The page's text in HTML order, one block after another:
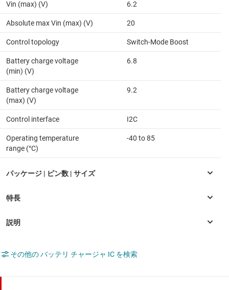
Vin (max) (V) 6.2
Absolute max Vin (max) (V) 20
Control topology Switch-Mode Boost
Battery charge voltage
(min) (V)
6.8
Battery charge voltage
(max) (V)
9.2
Control interface I2C
Operating temperature
range (°C)
-40 to 85
その他の バッテリ チャージャ IC を検索